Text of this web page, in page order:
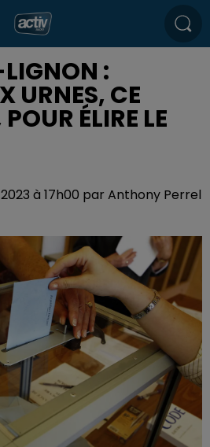
:
URNES, CE
ÉLIRE LE
à 17h00 par Anthony Perrel